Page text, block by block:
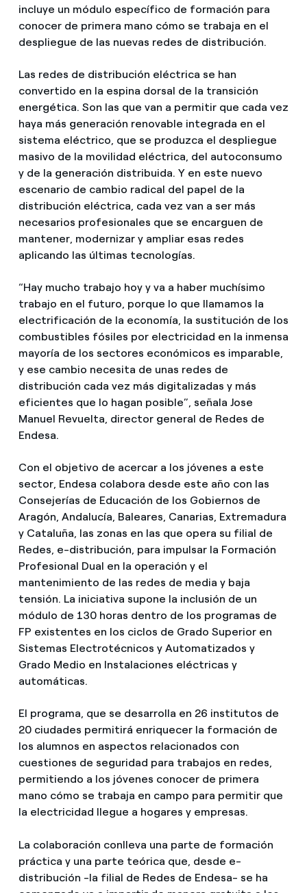
incluye un módulo específico de formación para
conocer de primera mano cómo se trabaja en el
despliegue de las nuevas redes de distribución.
Las redes de distribución eléctrica se han
convertido en la espina dorsal de la transición
energética. Son las que van a permitir que cada vez
haya más generación renovable integrada en el
sistema eléctrico, que se produzca el despliegue
masivo de la movilidad eléctrica, del autoconsumo
y de la generación distribuida. Y en este nuevo
escenario de cambio radical del papel de la
distribución eléctrica, cada vez van a ser más
necesarios profesionales que se encarguen de
mantener, modernizar y ampliar esas redes
aplicando las últimas tecnologías.
“Hay mucho trabajo hoy y va a haber muchísimo
trabajo en el futuro, porque lo que llamamos la
electrificación de la economía, la sustitución de los
combustibles fósiles por electricidad en la inmensa
mayoría de los sectores económicos es imparable,
y ese cambio necesita de unas redes de
distribución cada vez más digitalizadas y más
eficientes que lo hagan posible”, señala Jose
Manuel Revuelta, director general de Redes de
Endesa.
Con el objetivo de acercar a los jóvenes a este
sector, Endesa colabora desde este año con las
Consejerías de Educación de los Gobiernos de
Aragón, Andalucía, Baleares, Canarias, Extremadura
y Cataluña, las zonas en las que opera su filial de
Redes, e-distribución, para impulsar la Formación
Profesional Dual en la operación y el
mantenimiento de las redes de media y baja
tensión. La iniciativa supone la inclusión de un
módulo de 130 horas dentro de los programas de
FP existentes en los ciclos de Grado Superior en
Sistemas Electrotécnicos y Automatizados y
Grado Medio en Instalaciones eléctricas y
automáticas.
El programa, que se desarrolla en 26 institutos de
20 ciudades permitirá enriquecer la formación de
los alumnos en aspectos relacionados con
cuestiones de seguridad para trabajos en redes,
permitiendo a los jóvenes conocer de primera
mano cómo se trabaja en campo para permitir que
la electricidad llegue a hogares y empresas.
La colaboración conlleva una parte de formación
práctica y una parte teórica que, desde e-
distribución -la filial de Redes de Endesa- se ha